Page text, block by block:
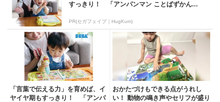
すっきり！ 「アンパンマン ことばずかん...
PR(セガフェイブ｜HugKum)
「言葉で伝える力」を育めば、イ
ヤイヤ期もすっきり！ 「アンパ
おかたづけもできる点がうれし
い！ 動物の鳴き声やセリフが盛り